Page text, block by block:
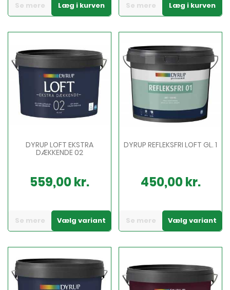
Se mere Læg i kurven Se mere Læg i kurven
DYRUP LOFT EKSTRA
DÆKKENDE 02
559,00 kr.
Se mere Vælg variant
DYRUP REFLEKSFRI LOFT GL. 1
450,00 kr.
Se mere Vælg variant